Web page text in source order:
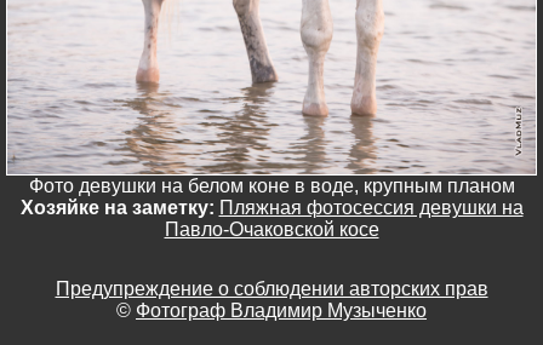
Фото девушки на белом коне в воде, крупным планом
Хозяйке на заметку: Пляжная фотосессия девушки на
Павло-Очаковской косе
Предупреждение о соблюдении авторских прав
© Фотограф Владимир Музыченко